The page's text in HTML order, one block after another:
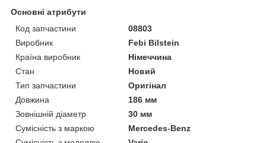
Основні атрибути
Код запчастини
08803
Виробник
Febi Bilstein
Країна виробник
Німеччина
Стан
Новий
Тип запчастини
Оригінал
Довжина
186 мм
Зовнішній діаметр
30 мм
Сумісність з маркою
Mercedes-Benz